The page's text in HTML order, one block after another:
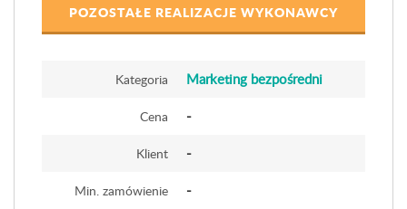
POZOSTAŁE REALIZACJE WYKONAWCY
Kategoria Marketing bezpośredni
Cena -
Klient -
Min. zamówienie -